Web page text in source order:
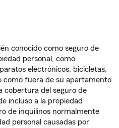
conocido como seguro de
personal, como
electrónicos, bicicletas,
como fuera de su apartamento
cobertura del seguro de
incluso a la propiedad
de inquilinos normalmente
personal causadas por